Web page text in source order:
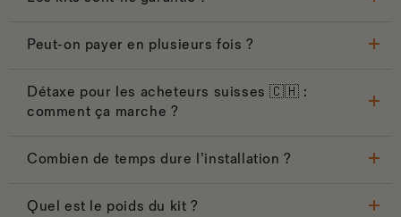
Peut-on payer en plusieurs fois ?
Détaxe pour les acheteurs suisses 🇨🇭 :
comment ça marche ?
Combien de temps dure l’installation ?
Quel est le poids du kit ?